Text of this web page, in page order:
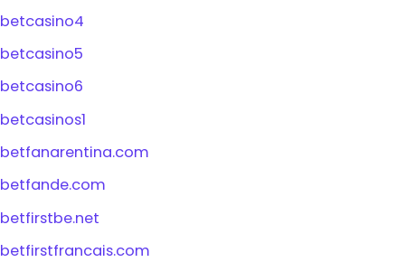
betcasino4
betcasino5
betcasino6
betcasinos1
betfanarentina.com
betfande.com
betfirstbe.net
betfirstfrancais.com